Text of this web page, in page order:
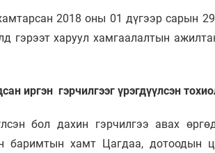
2018 оны 01 дүгээр сарын
харуул хамгаалалтын
иргэн гэрчилгээг үрэгдүүлсэн
бол дахин гэрчилгээ авах
баримтын хамт Цагдаа, дотоодын